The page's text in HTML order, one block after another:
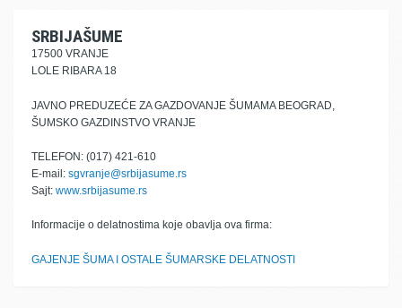
SRBIJAŠUME
17500 VRANJE
LOLE RIBARA 18
JAVNO PREDUZEĆE ZA GAZDOVANJE ŠUMAMA BEOGRAD,
ŠUMSKO GAZDINSTVO VRANJE
TELEFON: (017) 421-610
E-mail: sgvranje@srbijasume.rs
Sajt: www.srbijasume.rs
Informacije o delatnostima koje obavlja ova firma:
GAJENJE ŠUMA I OSTALE ŠUMARSKE DELATNOSTI